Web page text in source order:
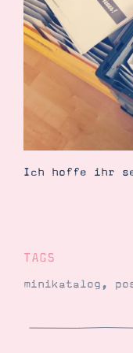
Gutscheine
Produkte
Über mich
Über
Ich hoffe ihr
TAGS
minikatalog,